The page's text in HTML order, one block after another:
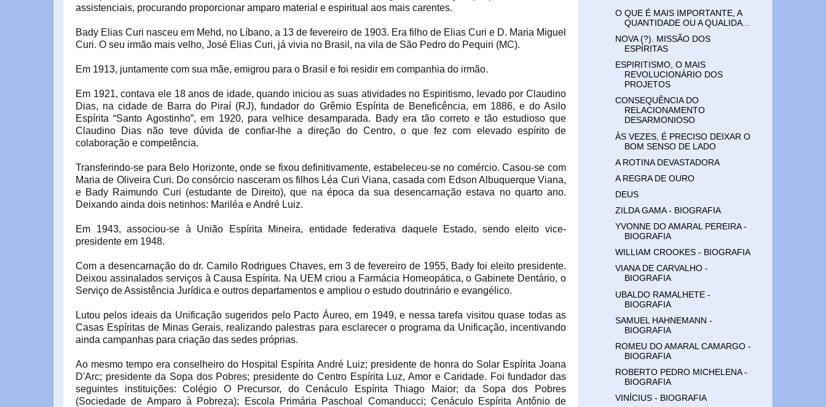
assistenciais, procurando proporcionar amparo material e espiritual aos mais carentes.
Bady Elias Curi nasceu em Mehd, no Líbano, a 13 de fevereiro de 1903. Era filho de Elias Curi e D. Maria Miguel
Curi. O seu irmão mais velho, José Elias Curi, já vivia no Brasil, na vila de São Pedro do Pequiri (MC).
Em 1913, juntamente com sua mãe, emigrou para o Brasil e foi residir em companhia do irmão.
Em 1921, contava ele 18 anos de idade, quando iniciou as suas atividades no Espiritismo, levado por Claudino
Dias, na cidade de Barra do Piraí (RJ), fundador do Grêmio Espírita de Beneficência, em 1886, e do Asilo
Espírita “Santo Agostinho”, em 1920, para velhice desamparada. Bady era tão correto e tão estudioso que
Claudino Dias não teve dúvida de confiar-lhe a direção do Centro, o que fez com elevado espírito de
colaboração e competência.
Transferindo-se para Belo Horizonte, onde se fixou definitivamente, estabeleceu-se no comércio. Casou-se com
Maria de Oliveira Curi. Do consórcio nasceram os filhos Léa Curi Viana, casada com Edson Albuquerque Viana,
e Bady Raimundo Curi (estudante de Direito), que na época da sua desencarnação estava no quarto ano.
Deixando ainda dois netinhos: Mariléa e André Luiz.
Em 1943, associou-se à União Espírita Mineira, entidade federativa daquele Estado, sendo eleito vice-
presidente em 1948.
Com a desencarnação do dr. Camilo Rodrigues Chaves, em 3 de fevereiro de 1955, Bady foi eleito presidente.
Deixou assinalados serviços à Causa Espírita. Na UEM criou a Farmácia Homeopática, o Gabinete Dentário, o
Serviço de Assistência Jurídica e outros departamentos e ampliou o estudo doutrinário e evangélico.
Lutou pelos ideais da Unificação sugeridos pelo Pacto Áureo, em 1949, e nessa tarefa visitou quase todas as
Casas Espíritas de Minas Gerais, realizando palestras para esclarecer o programa da Unificação, incentivando
ainda campanhas para criação das sedes próprias.
Ao mesmo tempo era conselheiro do Hospital Espírita André Luiz; presidente de honra do Solar Espírita Joana
D'Arc; presidente da Sopa dos Pobres; presidente do Centro Espírita Luz, Amor e Caridade. Foi fundador das
seguintes instituições: Colégio O Precursor, do Cenáculo Espírita Thiago Maior; da Sopa dos Pobres
(Sociedade de Amparo à Pobreza); Escola Primária Paschoal Comanducci; Cenáculo Espírita Antônio de
O QUE É MAIS IMPORTANTE, A
QUANTIDADE OU A QUALIDA...
NOVA (?). MISSÃO DOS
ESPÍRITAS
ESPIRITISMO, O MAIS
REVOLUCIONÁRIO DOS
PROJETOS
CONSEQUÊNCIA DO
RELACIONAMENTO
DESARMONIOSO
ÀS VEZES, É PRECISO DEIXAR O
BOM SENSO DE LADO
A ROTINA DEVASTADORA
A REGRA DE OURO
DEUS
ZILDA GAMA - BIOGRAFIA
YVONNE DO AMARAL PEREIRA -
BIOGRAFIA
WILLIAM CROOKES - BIOGRAFIA
VIANA DE CARVALHO -
BIOGRAFIA
UBALDO RAMALHETE -
BIOGRAFIA
SAMUEL HAHNEMANN -
BIOGRAFIA
ROMEU DO AMARAL CAMARGO -
BIOGRAFIA
ROBERTO PEDRO MICHELENA -
BIOGRAFIA
VINÍCIUS - BIOGRAFIA